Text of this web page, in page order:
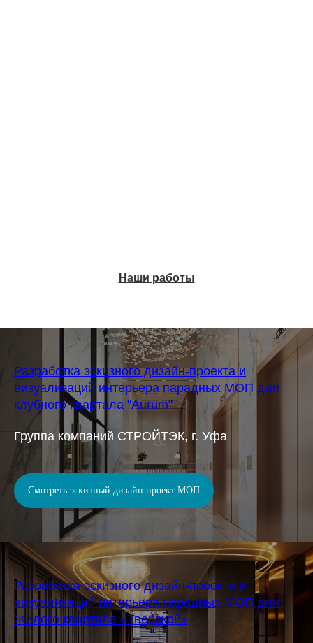
Наши работы
Разработка эскизного дизайн-проекта и
визуализаций интерьера парадных МОП для
клубного квартала "Aurum"
Группа компаний СТРОЙТЭК, г. Уфа
Смотреть эскизный дизайн проект МОП
Разработка эскизного дизайн-проекта и
визуализаций интерьера парадных МОП для
Жилого квартала «Тверской»